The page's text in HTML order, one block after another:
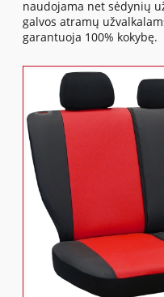
naudojama net sėdynių
galvos atramų
garantuoja 100% kokybę.